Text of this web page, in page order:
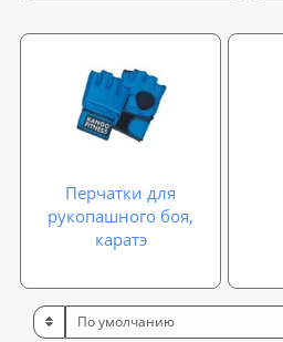
Перчатки для
рукопашного боя,
каратэ